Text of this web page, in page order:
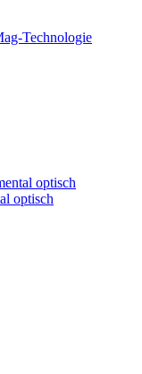
Technologie
optisch
optisch